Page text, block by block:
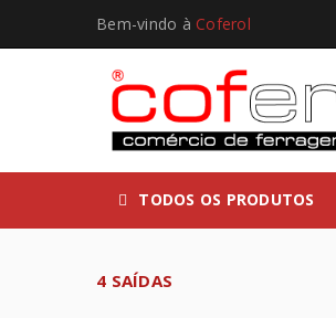
Bem-vindo à Coferol
TODOS OS PRODUTOS
4 SAÍDAS